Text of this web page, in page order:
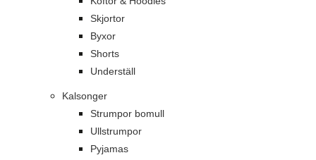
Skjortor
Byxor
Shorts
Underställ
Kalsonger
Strumpor bomull
Ullstrumpor
Pyjamas